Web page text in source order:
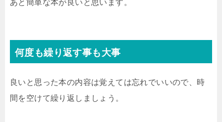
あと簡単な本が良いと思います。
何度も繰り返す事も大事
良いと思った本の内容は覚えては忘れでいいので、時
間を空けて繰り返しましょう。